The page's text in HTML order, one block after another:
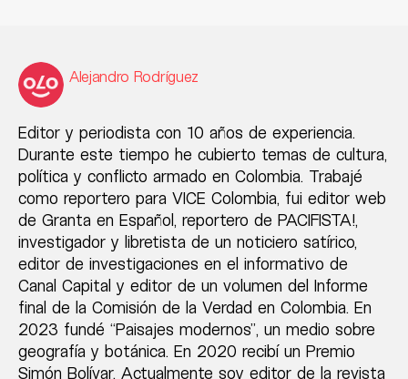
Alejandro Rodríguez
Editor y periodista con 10 años de experiencia.
Durante este tiempo he cubierto temas de cultura,
política y conflicto armado en Colombia. Trabajé
como reportero para VICE Colombia, fui editor web
de Granta en Español, reportero de PACIFISTA!,
investigador y libretista de un noticiero satírico,
editor de investigaciones en el informativo de
Canal Capital y editor de un volumen del Informe
final de la Comisión de la Verdad en Colombia. En
2023 fundé “Paisajes modernos”, un medio sobre
geografía y botánica. En 2020 recibí un Premio
Simón Bolívar. Actualmente soy editor de la revista